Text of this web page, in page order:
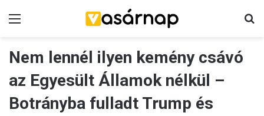
Nem lennél ilyen kemény csávó
az Egyesült Államok nélkül –
Botrányba fulladt Trump és